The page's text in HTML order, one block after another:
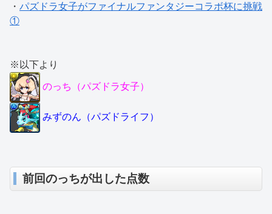
・ パズドラ女子がファイナルファンタジーコラボ杯に挑戦
①
※以下より
のっち（パズドラ女子）
みずのん（パズドライフ）
前回のっちが出した点数